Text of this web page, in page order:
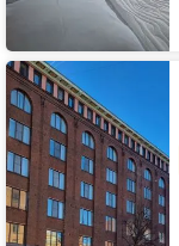
Гостиница
Выборг